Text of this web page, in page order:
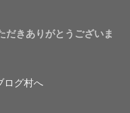
だきありがとうございま